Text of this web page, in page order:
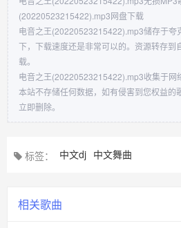
(20220523215422).mp3网盘下载
电音之王(20220523215422).mp3储存于夸
下，下载速度还是非常可以的。资源转存到
载。
电音之王(20220523215422).mp3收集于网
本站不存储任何数据，如有侵害到您权益的
立即删除。
标签： 中文dj 中文舞曲
相关歌曲